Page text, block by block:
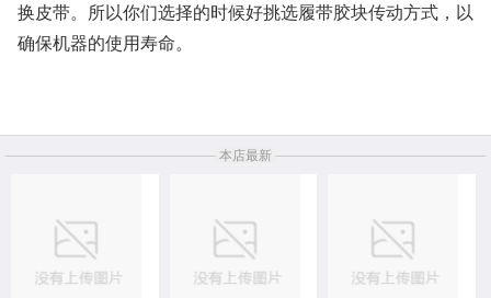
换皮带。所以你们选择的时候好挑选履带胶块传动方式，以
确保机器的使用寿命。
本店最新